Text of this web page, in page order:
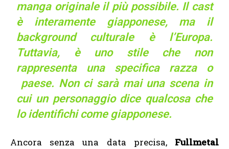
manga originale il più possibile. Il cast
è interamente giapponese, ma il
background culturale è l’Europa.
Tuttavia, è uno stile che non
rappresenta una specifica razza o
paese. Non ci sarà mai una scena in
cui un personaggio dice qualcosa che
lo identifichi come giapponese.
Ancora senza una data precisa, Fullmetal